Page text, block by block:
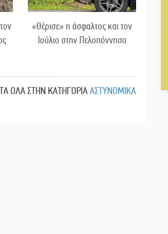
«Θέρισε» η άσφαλτος και τον
Ιούλιο στην Πελοπόννησο
ΟΛΑ ΣΤΗΝ ΚΑΤΗΓΟΡΙΑΑΣΤΥΝΟΜΙΚΑ